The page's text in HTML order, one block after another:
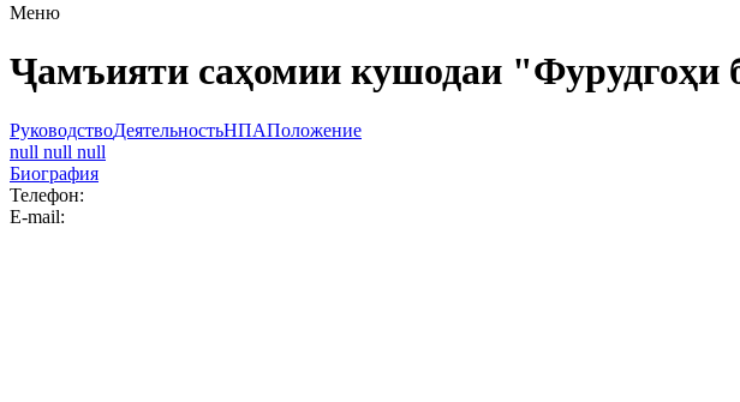
Меню
Ҷамъияти саҳомии кушодаи
РуководствоДеятельностьНПАПоложение
null null null
Биография
Телефон:
E-mail: